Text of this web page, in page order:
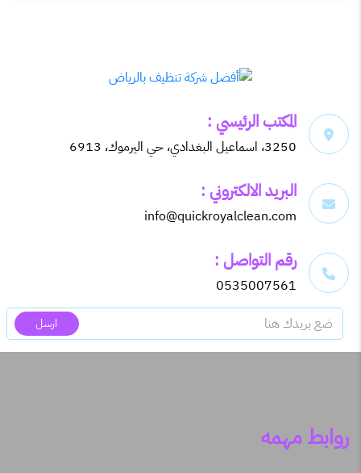
المكتب الرئيسي :
3250، اسماعيل البغدادي، حي اليرموك، 6913
البريد الالكتروني :
info@quickroyalclean.com
رقم التواصل :
0535007561
ارسل
روابط مهمه